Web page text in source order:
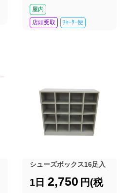
屋内
店頭受取
ﾁｬｰﾀｰ便
シューズボックス16足入
1日 2,750 円(税